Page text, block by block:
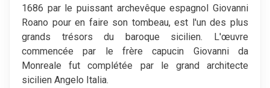
1686 par le puissant archevêque espagnol Giovanni
Roano pour en faire son tombeau, est l'un des plus
grands trésors du baroque sicilien. L'œuvre
commencée par le frère capucin Giovanni da
Monreale fut complétée par le grand architecte
sicilien Angelo Italia.